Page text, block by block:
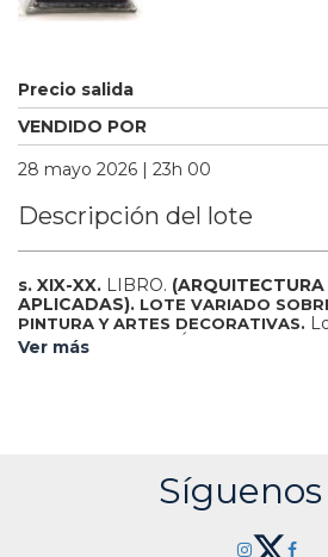
Precio salida
VENDIDO POR
28 mayo 2026 | 23h 00
Descripción del lote
s. XIX-XX. LIBRO. (ARQUITECTURA
APLICADAS). LOTE VARIADO
PINTURA Y ARTES DECORATIVAS.
este lote son: INCLÁN, APUNTES
PIDELASERRA (1934) .
Ver más